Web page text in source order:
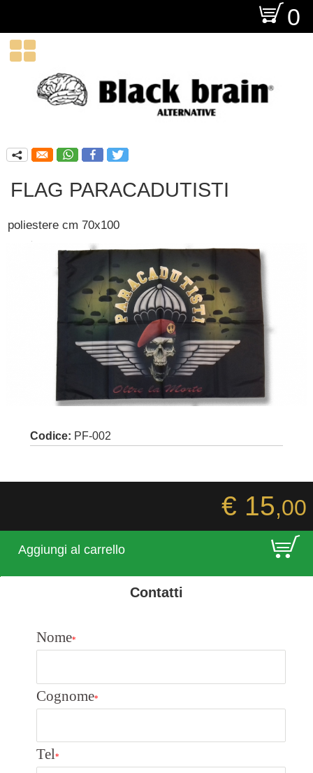
O 0

q
FLAG PARACADUTISTI
poliestere cm 70x100
Codice: PF-002
€ 15,00
Aggiungi al carrello E
Contatti
Nome*
Cognome*
Tel*